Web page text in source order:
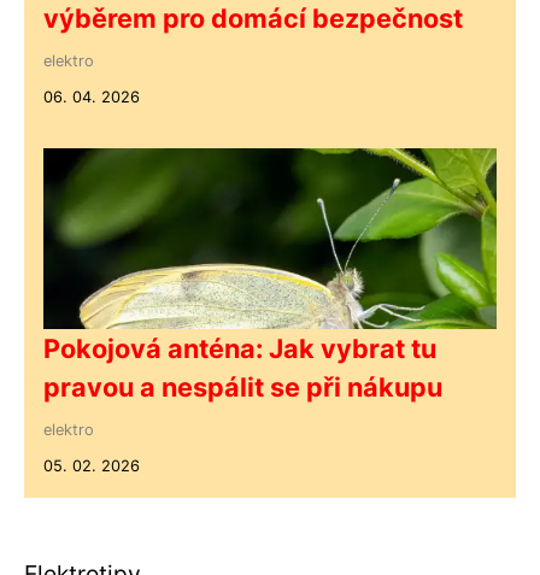
výběrem pro domácí bezpečnost
elektro
06. 04. 2026
Pokojová anténa: Jak vybrat tu
pravou a nespálit se při nákupu
elektro
05. 02. 2026